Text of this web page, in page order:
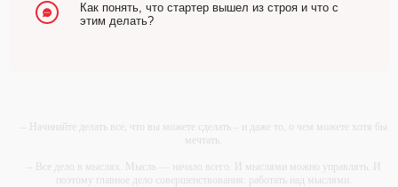
Как понять, что стартер вышел из строя и что с
этим делать?
-- Начинайте делать все, что вы можете сделать – и даже то, о чем можете хотя бы
мечтать.
-- Все дело в мыслях. Мысль — начало всего. И мыслями можно управлять. И
поэтому главное дело совершенствования: работать над мыслями.